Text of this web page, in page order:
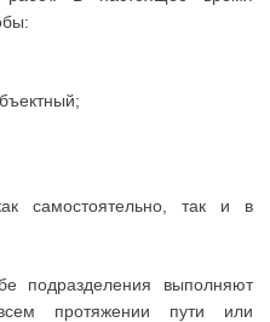
самостоятельно, так и в
подразделения выполняют
протяжении пути или